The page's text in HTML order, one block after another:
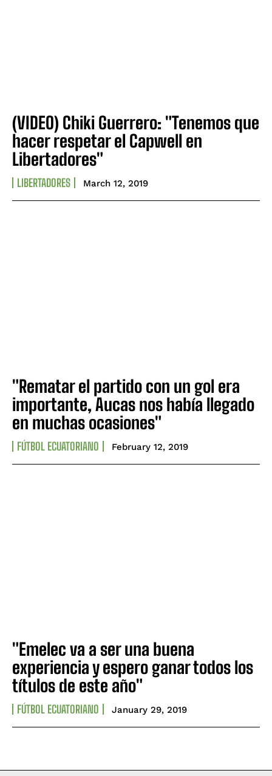
(VIDEO) Chiki Guerrero: "Tenemos que
hacer respetar el Capwell en
Libertadores"
LIBERTADORES March 12, 2019
"Rematar el partido con un gol era
importante, Aucas nos había llegado
en muchas ocasiones"
FÚTBOL ECUATORIANO February 12, 2019
"Emelec va a ser una buena
experiencia y espero ganar todos los
títulos de este año"
FÚTBOL ECUATORIANO January 29, 2019